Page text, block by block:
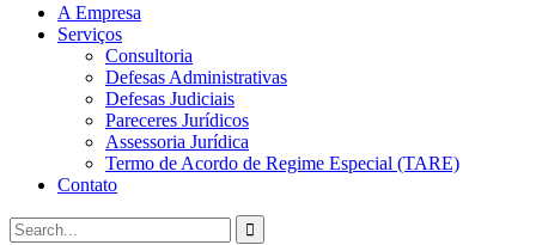
A Empresa
Serviços
Consultoria
Defesas Administrativas
Defesas Judiciais
Pareceres Jurídicos
Assessoria Jurídica
Termo de Acordo de Regime Especial (TARE)
Contato